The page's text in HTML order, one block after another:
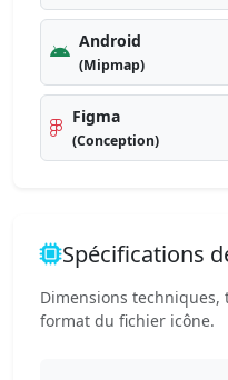
Android
(Mipmap)
Figma
(Conception)
Spécifications
Dimensions
format du fichier icône.